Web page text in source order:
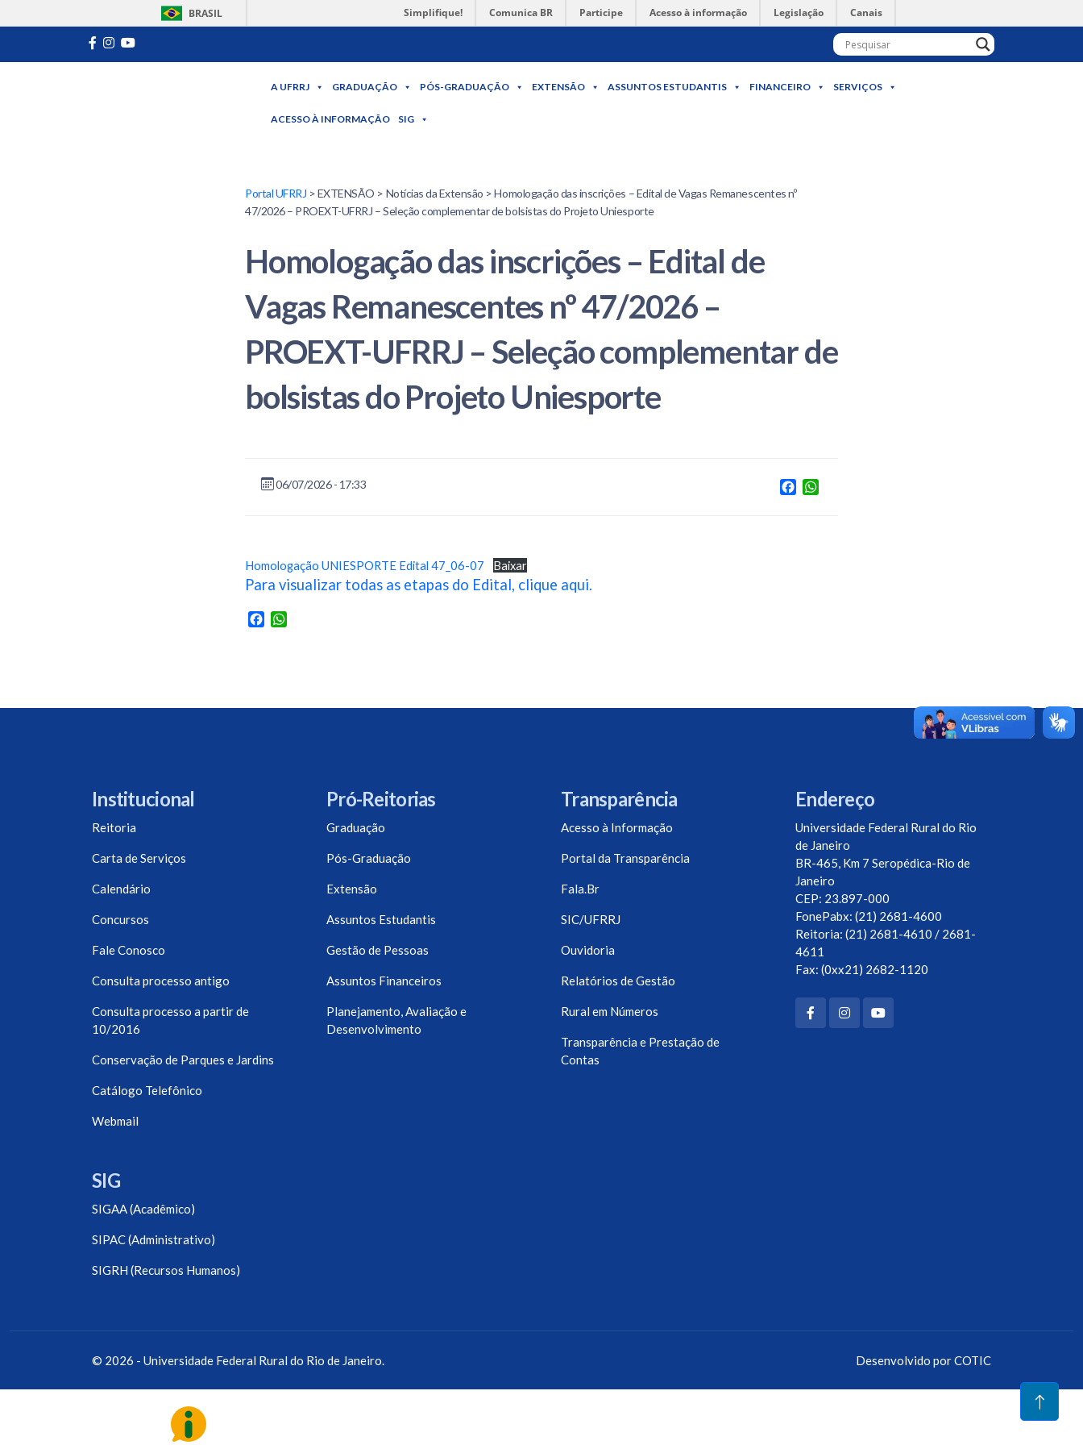
BRASIL Simplifique! Comunica BR Participe Acesso à informação Legislação Canais
A UFRRJ GRADUAÇÃO PÓS-GRADUAÇÃO EXTENSÃO ASSUNTOS ESTUDANTIS FINANCEIRO SERVIÇOS
ACESSO À INFORMAÇÃO SIG
Portal UFRRJ > EXTENSÃO > Notícias da Extensão > Homologação das inscrições – Edital de Vagas Remanescentes nº
47/2026 – PROEXT-UFRRJ – Seleção complementar de bolsistas do Projeto Uniesporte
Homologação das inscrições – Edital de
Vagas Remanescentes nº 47/2026 –
PROEXT-UFRRJ – Seleção complementar de
bolsistas do Projeto Uniesporte
06/07/2026 - 17:33 Facebook
Homologação UNIESPORTE Edital 47_06-07 Baixar
Para visualizar todas as etapas do Edital, clique aqui.
Facebook
Institucional
Reitoria
Carta de Serviços
Calendário
Concursos
Fale Conosco
Consulta processo antigo
Consulta processo a partir de
10/2016
Conservação de Parques e Jardins
Catálogo Telefônico
Webmail
SIG
SIGAA (Acadêmico)
SIPAC (Administrativo)
SIGRH (Recursos Humanos)
Pró-Reitorias
Graduação
Pós-Graduação
Extensão
Assuntos Estudantis
Gestão de Pessoas
Assuntos Financeiros
Planejamento, Avaliação e
Desenvolvimento
Transparência
Acesso à Informação
Portal da Transparência
Fala.Br
SIC/UFRRJ
Ouvidoria
Relatórios de Gestão
Rural em Números
Transparência e Prestação de
Contas
Endereço
Universidade Federal Rural do Rio
de Janeiro
BR-465, Km 7 Seropédica-Rio de
Janeiro
CEP: 23.897-000
FonePabx: (21) 2681-4600
Reitoria: (21) 2681-4610 / 2681-
4611
Fax: (0xx21) 2682-1120
© 2026 - Universidade Federal Rural do Rio de Janeiro. Desenvolvido porCOTIC